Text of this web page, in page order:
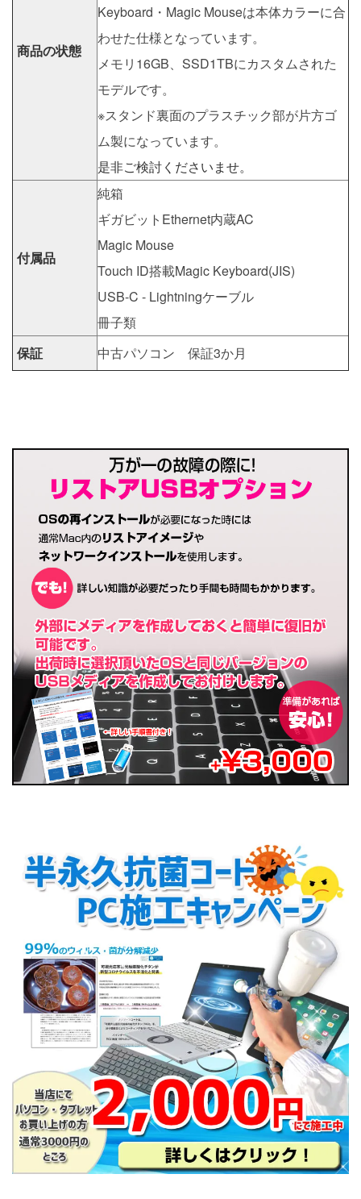
商品の状態
Keyboard・Magic Mouseは本体カラーに合
わせた仕様となっています。
メモリ16GB、SSD1TBにカスタムされた
モデルです。
※スタンド裏面のプラスチック部が片方ゴ
ム製になっています。
是非ご検討くださいませ。
付属品
純箱
ギガビットEthernet内蔵AC
Magic Mouse
Touch ID搭載Magic Keyboard(JIS)
USB-C - Lightningケーブル
冊子類
保証
中古パソコン 保証3か月